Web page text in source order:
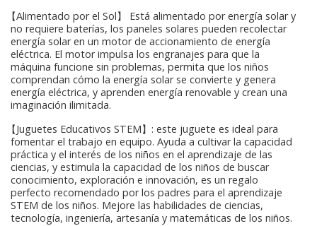
【Alimentado por el Sol】 Está alimentado por energía solar y
no requiere baterías, los paneles solares pueden recolectar
energía solar en un motor de accionamiento de energía
eléctrica. El motor impulsa los engranajes para que la
máquina funcione sin problemas, permita que los niños
comprendan cómo la energía solar se convierte y genera
energía eléctrica, y aprenden energía renovable y crean una
imaginación ilimitada.
【Juguetes Educativos STEM】: este juguete es ideal para
fomentar el trabajo en equipo. Ayuda a cultivar la capacidad
práctica y el interés de los niños en el aprendizaje de las
ciencias, y estimula la capacidad de los niños de buscar
conocimiento, exploración e innovación, es un regalo
perfecto recomendado por los padres para el aprendizaje
STEM de los niños. Mejore las habilidades de ciencias,
tecnología, ingeniería, artesanía y matemáticas de los niños.